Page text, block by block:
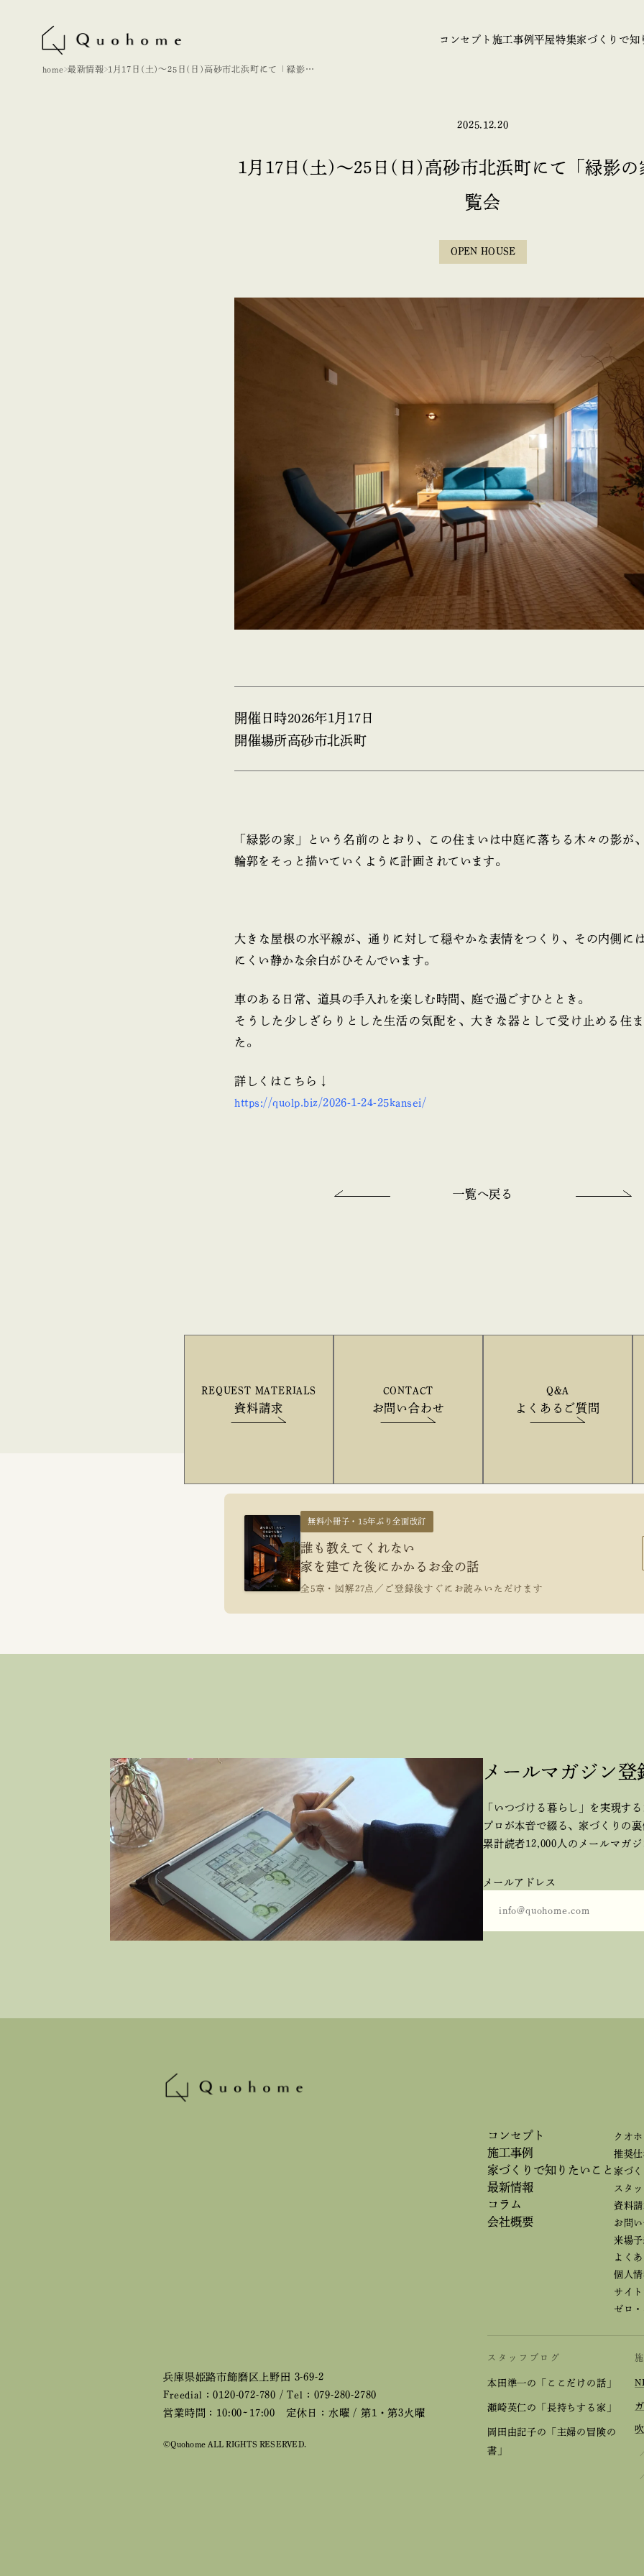
コンセプト 施工事例平屋特集家づくりで知
home 最新情報 1月17日(土)～25日(日)高砂市北浜町にて「緑影の
2025.12.20
1月17日(土)～25日(日)高砂市北浜町にて「緑影の
覧会
OPEN HOUSE
開催日時2026年1月17日
開催場所高砂市北浜町
「緑影の家」という名前のとおり、この住まいは中庭に落ちる木々の影が
輪郭をそっと描いていくように計画されています。
大きな屋根の水平線が、通りに対して穏やかな表情をつくり、その内側に
にくい静かな余白がひそんでいます。
車のある日常、道具の手入れを楽しむ時間、庭で過ごすひととき。
そうした少しざらりとした生活の気配を、大きな器として受け止める住
た。
詳しくはこちら↓
https://quolp.biz/2026-1-24-25kansei/
一覧へ戻る
REQUEST MATERIALS
資料請求
CONTACT
お問い合わせ
Q&A
よくあるご質問
無料小冊子・15年ぶり全面改訂
誰も教えてくれない
家を建てた後にかかるお金の話
全5章・図解27点／ご登録後すぐにお読みいただけます
メールマガジン登
「いつづける暮らし」を実現す
プロが本音で綴る、家づくりの裏
累計読者12,000人のメールマガジ
メールアドレス
兵庫県姫路市飾磨区上野田 3-69-2
Freedial：0120-072-780 / Tel：079-280-2780
営業時間：10:00~17:00 定休日：水曜 / 第1・第3火曜
©Quohome ALL RIGHTS RESERVED.
コンセプト
施工事例
家づくりで知りたいこと
最新情報
コラム
会社概要
クオ
推奨
家づ
スタッ
資料
お問
来場
よく
個人
サイ
ゼロ
スタッフブログ
本田準一の「ここだけの話」
瀬崎英仁の「長持ちする家」
岡田由記子の「主婦の冒険の
書」